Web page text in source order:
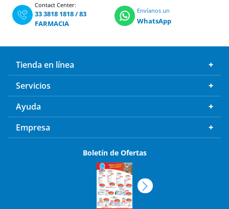
Contact Center:
33 3818 1818/83
FARMACIA
Envíanos un
WhatsApp
Tienda en línea
Servicios
Ayuda
Empresa
Boletín de Ofertas